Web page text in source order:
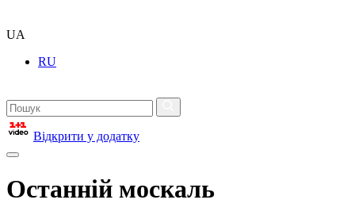
UA
RU
Відкрити у додатку
Останній москаль